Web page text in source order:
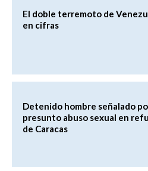
El doble terremoto de
en cifras
Detenido hombre señalado
presunto abuso sexual en
de Caracas